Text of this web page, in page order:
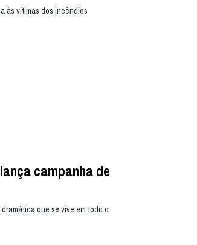
às vítimas dos incêndios
campanha de
que se vive em todo o